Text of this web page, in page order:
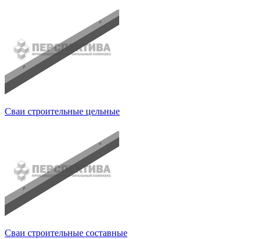
Сваи строительные цельные
Сваи строительные составные